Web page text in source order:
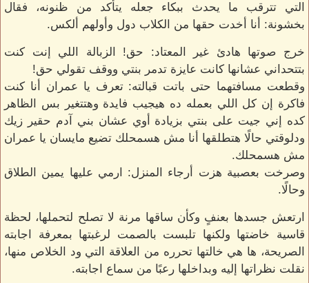
التي تترقب ما يحدث ببكاء جعله يتأكد من ظنونه، فقال
بخشونة: أنا أخدت حقها من الكلاب دول وأولهم ألكس.
خرج صوتها هادئ غير المعتاد: حق! الزبالة اللي إنت كنت
بتتحداني عشانها كانت عايزة تدمر بنتي ووقف تقولي حق!
وقطعت مسافتهما حتى باتت قبالته: تعرف يا عمران أنا كنت
فاكرة إن كل اللي بعمله ده هيجيب فايدة وهتتغير بس الظاهر
كده إني جيت على بنتي بزيادة أوي عشان بني آدم حقير زيك
ودلوقتي حالًا هتطلقها أنا مش هسمحلك تضيع مايسان يا عمران
مش هسمحلك.
وصرخت بعصبية هزت أرجاء المنزل: ارمي عليها يمين الطلاق
وحالًا.
ارتعش جسدها بعنفٍ وكأن ساقها مرنة لا تصلح لتحملها، لحظة
قاسية خاضتها ولكنها تلبست بالصمت لرغبتها بمعرفة اجابته
الصريحة، ها هي خالتها تحرره من العلاقة التي ود الخلاص منها،
نقلت نظراتها إليه وبداخلها رعبًا من سماع اجابته.